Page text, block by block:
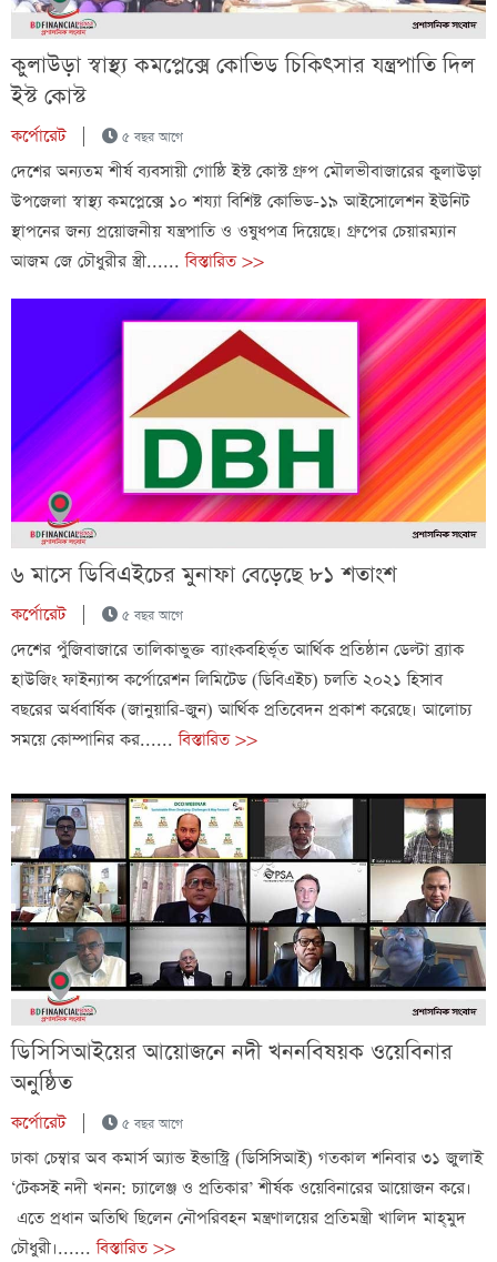
কুলাউড়া স্বাস্থ্য কমপ্লেক্সে কোভিড চিকিৎসার যন্ত্রপাতি দিল
ইস্ট কোস্ট
কর্পোরেট| ৫ বছর আগে
দেশের অন্যতম শীর্ষ ব্যবসায়ী গোষ্ঠি ইস্ট কোস্ট গ্রুপ মৌলভীবাজারের কুলাউড়া
উপজেলা স্বাস্থ্য কমপ্লেক্সে ১০ শয্যা বিশিষ্ট কোভিড-১৯ আইসোলেশন ইউনিট
স্থাপনের জন্য প্রয়োজনীয় যন্ত্রপাতি ও ওষুধপত্র দিয়েছে। গ্রুপের চেয়ারম্যান
আজম জে চৌধুরীর স্ত্রী......বিস্তারিত >>
৬ মাসে ডিবিএইচের মুনাফা বেড়েছে ৮১ শতাংশ
কর্পোরেট| ৫ বছর আগে
দেশের পুঁজিবাজারে তালিকাভুক্ত ব্যাংকবহির্ভূত আর্থিক প্রতিষ্ঠান ডেল্টা ব্র্যাক
হাউজিং ফাইন্যান্স কর্পোরেশন লিমিটেড (ডিবিএইচ) চলতি ২০২১ হিসাব
বছরের অর্ধবার্ষিক (জানুয়ারি-জুন) আর্থিক প্রতিবেদন প্রকাশ করেছে। আলোচ্য
সময়ে কোম্পানির কর......বিস্তারিত >>
ডিসিসিআইয়ের আয়োজনে নদী খননবিষয়ক ওয়েবিনার
অনুষ্ঠিত
কর্পোরেট| ৫ বছর আগে
ঢাকা চেম্বার অব কমার্স অ্যান্ড ইন্ডাস্ট্রি (ডিসিসিআই) গতকাল শনিবার ৩১ জুলাই
‘টেকসই নদী খনন: চ্যালেঞ্জ ও প্রতিকার’ শীর্ষক ওয়েবিনারের আয়োজন করে।
এতে প্রধান অতিথি ছিলেন নৌপরিবহন মন্ত্রণালয়ের প্রতিমন্ত্রী খালিদ মাহ্‌মুদ
চৌধুরী।......বিস্তারিত >>